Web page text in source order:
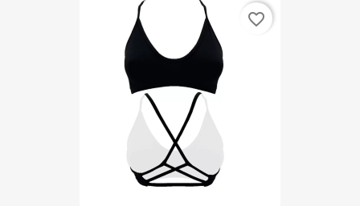
favorite_border